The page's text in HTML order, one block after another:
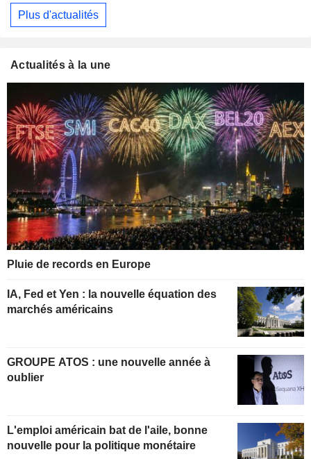
Plus d'actualités
Actualités à la une
Pluie de records en Europe
IA, Fed et Yen : la nouvelle équation des
marchés américains
GROUPE ATOS : une nouvelle année à
oublier
L'emploi américain bat de l'aile, bonne
nouvelle pour la politique monétaire